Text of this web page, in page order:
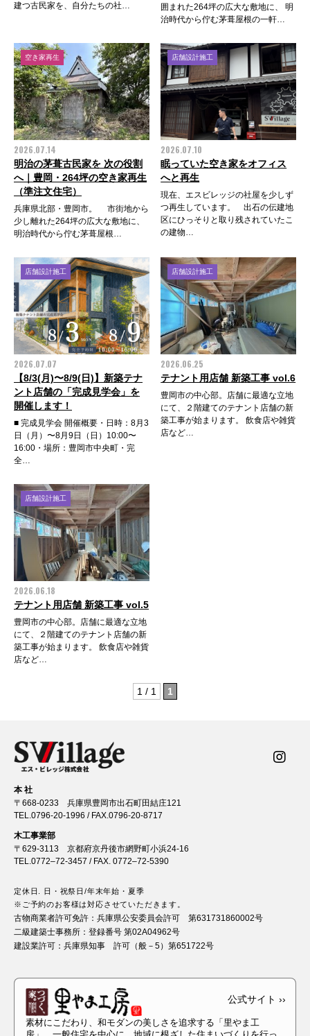
建つ古民家を、自分たちの社…
囲まれた264坪の広大な敷地に、 明
治時代から佇む茅葺屋根の一軒…
空き家再生
2026.07.14
明治の茅葺古民家を 次の役割
へ｜豊岡・264坪の空き家再生
（準注文住宅）
兵庫県北部・豊岡市。 市街地から
少し離れた264坪の広大な敷地に、
明治時代から佇む茅葺屋根…
店舗設計施工
2026.07.10
眠っていた空き家をオフィス
へと再生
現在、エスビレッジの社屋を少しず
つ再生しています。 出石の伝建地
区にひっそりと取り残されていたこ
の建物…
店舗設計施工
2026.07.07
【8/3(月)〜8/9(日)】新築テナ
ント店舗の「完成見学会」を
開催します！
■ 完成見学会 開催概要・日時：8月3
日（月）〜8月9日（日）10:00〜
16:00・場所：豊岡市中央町・完
全…
店舗設計施工
2026.06.25
テナント用店舗 新築工事 vol.6
豊岡市の中心部。店舗に最適な立地
にて、２階建てのテナント店舗の新
築工事が始まります。 飲食店や雑貨
店など…
店舗設計施工
2026.06.18
テナント用店舗 新築工事 vol.5
豊岡市の中心部。店舗に最適な立地
にて、２階建てのテナント店舗の新
築工事が始まります。 飲食店や雑貨
店など…
1 / 1 1
本 社
〒668-0233 兵庫県豊岡市出石町田結庄121
TEL.0796-20-1996 / FAX.0796-20-8717
木工事業部
〒629-3113 京都府京丹後市網野町小浜24-16
TEL.0772–72-3457 / FAX. 0772–72-5390
定休日. 日・祝祭日/年末年始・夏季
※ご予約のお客様は対応させていただきます。
古物商業者許可免許： 兵庫県公安委員会許可 第631731860002号
二級建築士事務所： 登録番号 第02A04962号
建設業許可： 兵庫県知事 許可（般－5）第651722号
素材にこだわり、和モダンの美しさを追求する「里やま工